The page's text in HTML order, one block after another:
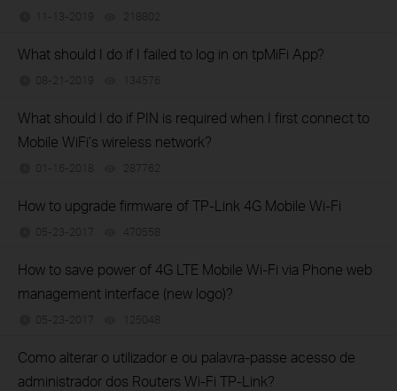
11-13-2019 218802
What should I do if I failed to log in on tpMiFi App?
08-21-2019 134576
What should I do if PIN is required when I first connect to
Mobile WiFi’s wireless network?
01-16-2018 287762
How to upgrade firmware of TP-Link 4G Mobile Wi-Fi
05-23-2017 470558
How to save power of 4G LTE Mobile Wi-Fi via Phone web
management interface (new logo)?
05-23-2017 125048
Como alterar o utilizador e ou palavra-passe acesso de
administrador dos Routers Wi-Fi TP-Link?